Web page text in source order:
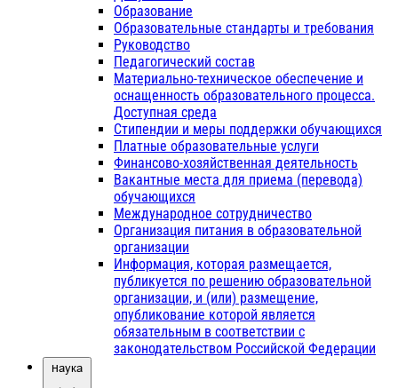
Образование
Образовательные стандарты и требования
Руководство
Педагогический состав
Материально-техническое обеспечение и
оснащенность образовательного процесса.
Доступная среда
Стипендии и меры поддержки обучающихся
Платные образовательные услуги
Финансово-хозяйственная деятельность
Вакантные места для приема (перевода)
обучающихся
Международное сотрудничество
Организация питания в образовательной
организации
Информация, которая размещается,
публикуется по решению образовательной
организации, и (или) размещение,
опубликование которой является
обязательным в соответствии с
законодательством Российской Федерации
Наука